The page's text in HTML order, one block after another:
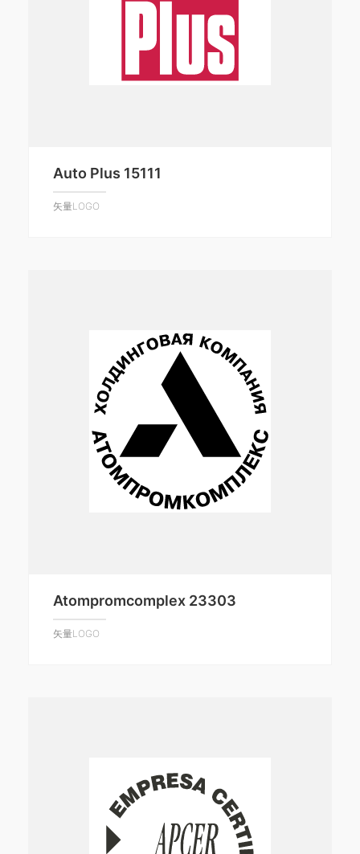
Auto Plus 15111
矢量LOGO
Atompromcomplex 23303
矢量LOGO